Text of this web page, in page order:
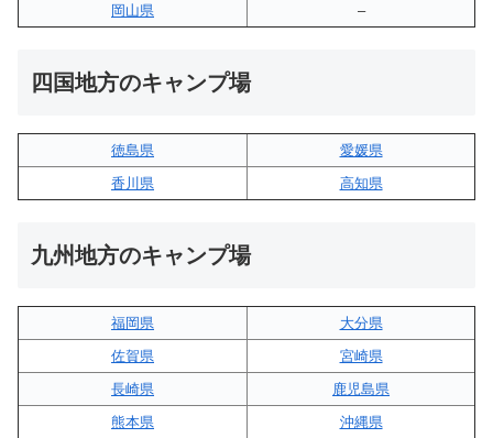
岡山県
–
四国地方のキャンプ場
徳島県
愛媛県
香川県
高知県
九州地方のキャンプ場
福岡県
大分県
佐賀県
宮崎県
長崎県
鹿児島県
熊本県
沖縄県